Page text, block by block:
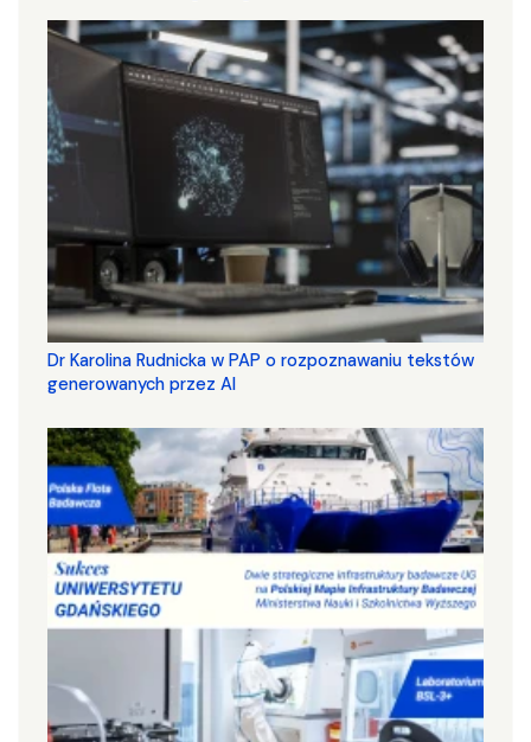
Dr Karolina Rudnicka w PAP o rozpoznawaniu tekstów
generowanych przez AI